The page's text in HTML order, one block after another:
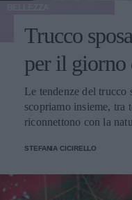
Trucco
per il giorno
Le tendenze del trucco
scopriamo insieme, tra
riconnettono con la
STEFANIA CICIRELLO